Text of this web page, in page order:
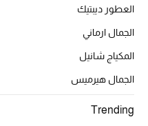
تشكيلة الأعراس
العطور ديبتيك
الجمال ارماني
المكياج شانيل
الجمال هيرميس
Trending